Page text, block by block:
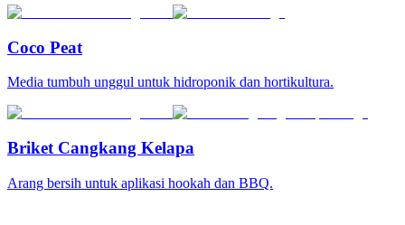
Coco Peat
Media tumbuh unggul untuk hidroponik dan hortikultura.
Briket Cangkang Kelapa
Arang bersih untuk aplikasi hookah dan BBQ.